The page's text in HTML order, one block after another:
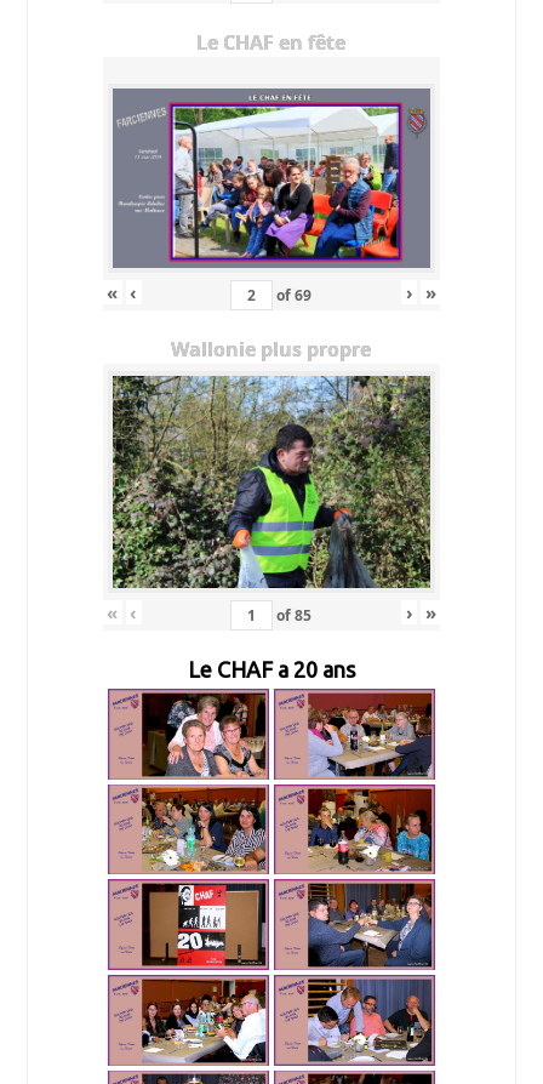
Le CHAF en fête
« ‹ of69 › »
Wallonie plus propre
« ‹ of85 › »
Le CHAF a 20 ans